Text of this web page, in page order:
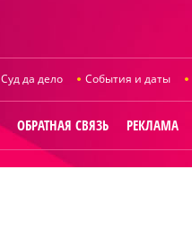
Суд да дело События и даты
ОБРАТНАЯ СВЯЗЬ РЕКЛАМА